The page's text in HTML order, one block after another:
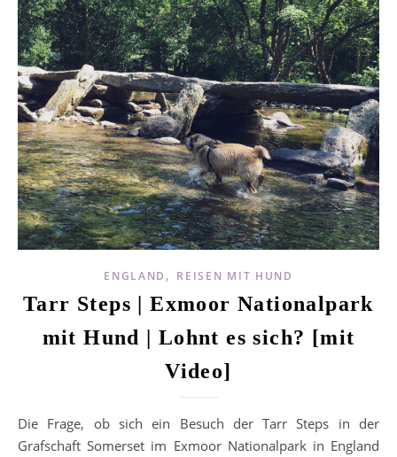
ENGLAND , REISEN MIT HUND
Tarr Steps | Exmoor Nationalpark
mit Hund | Lohnt es sich? [mit
Video]
Die Frage, ob sich ein Besuch der Tarr Steps in der
Grafschaft Somerset im Exmoor Nationalpark in England